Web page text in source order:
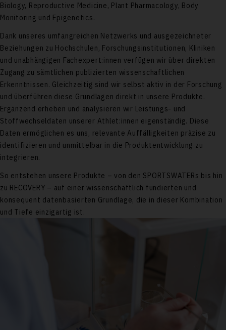
Biology, Reproductive Medicine, Plant Pharmacology, Body
Monitoring und Epigenetics.
Dank unseres umfangreichen Netzwerks und ausgezeichneter
Beziehungen zu Hochschulen, Forschungsinstitutionen, Kliniken
und unabhängigen Fachexpert:innen verfügen wir über direkten
Zugang zu sämtlichen publizierten wissenschaftlichen
Erkenntnissen. Gleichzeitig sind wir selbst aktiv in der Forschung
und überführen diese Grundlagen direkt in unsere Produkte.
Ergänzend erheben und analysieren wir Leistungs- und
Stoffwechseldaten unserer Athlet:innen eigenständig. Diese
Daten ermöglichen es uns, relevante Auffälligkeiten präzise zu
identifizieren und unmittelbar in die Produktentwicklung zu
integrieren.
So entstehen unsere Produkte – von den SPORTSWATERs bis hin
zu RECOVERY – auf einer wissenschaftlich fundierten und
konsequent datenbasierten Grundlage, die in dieser Kombination
und Tiefe einzigartig ist.